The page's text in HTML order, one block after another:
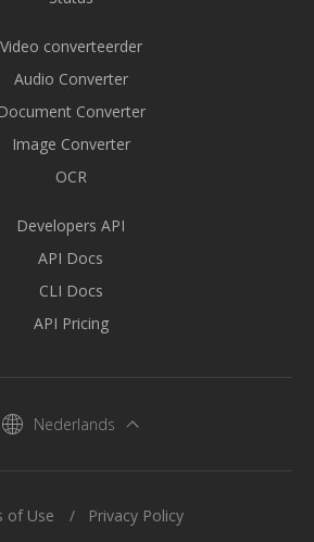
Video converteerder
Audio Converter
Document Converter
Image Converter
OCR
Developers API
API Docs
CLI Docs
API Pricing
Nederlands
of Use Privacy Policy